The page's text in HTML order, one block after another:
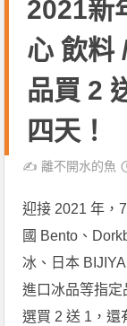
2021新
心 飲料
品買 2
四天！
✍️離不開水的魚
迎接 2021 年，
國 Bento、
冰、日本
進口冰品等指
選買 2 送 1，還